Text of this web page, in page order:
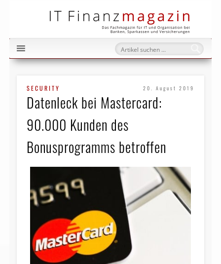
SECURITY 20. August 2019
Datenleck bei Mastercard:
90.000 Kunden des
Bonusprogramms betroffen